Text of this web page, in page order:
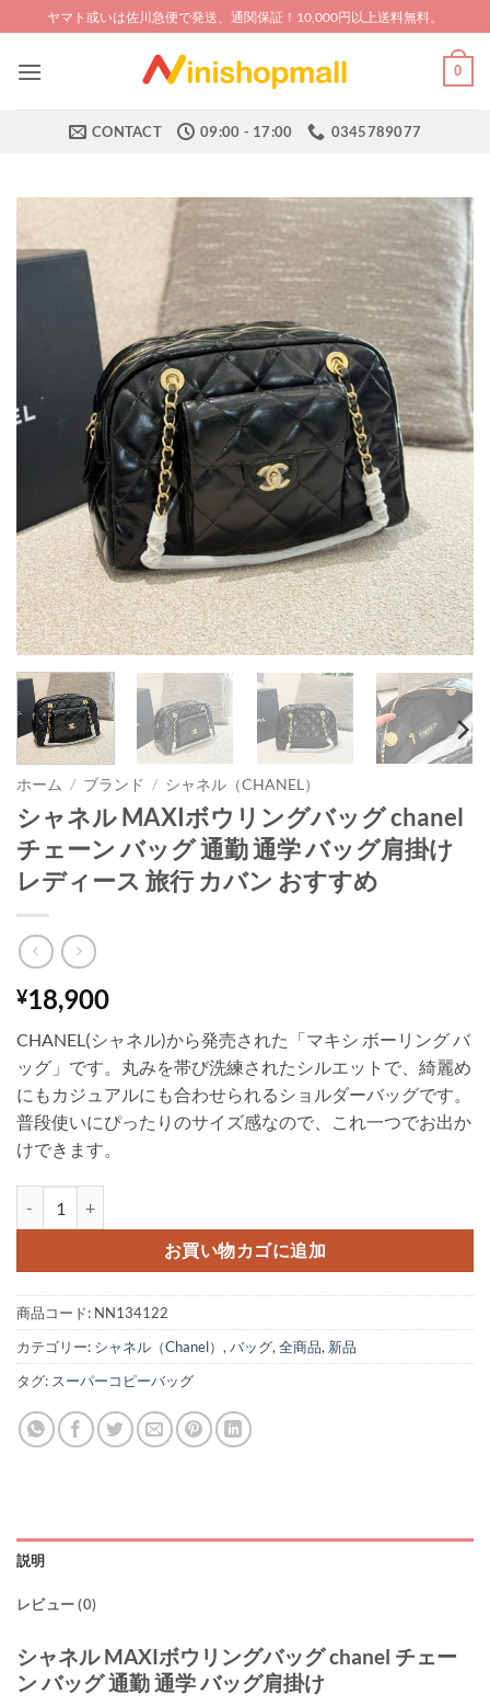
to
content
ヤマト或いは佐川急便で発送、通関保証！10,000円以上送料無料。
0
CONTACT 09:00 - 17:00 0345789077
ホーム / ブランド / シャネル（CHANEL）
シャネル MAXIボウリングバッグ chanel
チェーン バッグ 通勤 通学 バッグ肩掛け
レディース 旅行 カバン おすすめ
¥18,900
CHANEL(シャネル)から発売された「マキシ ボーリング バ
ッグ」です。丸みを帯び洗練されたシルエットで、綺麗め
にもカジュアルにも合わせられるショルダーバッグです。
普段使いにぴったりのサイズ感なので、これ一つでお出か
けできます。
お買い物カゴに追加
商品コード: NN134122
カテゴリー: シャネル（Chanel） , バッグ, 全商品, 新品
タグ: スーパーコピーバッグ
説明
レビュー (0)
シャネル MAXIボウリングバッグ chanel チェー
ン バッグ 通勤 通学 バッグ肩掛け